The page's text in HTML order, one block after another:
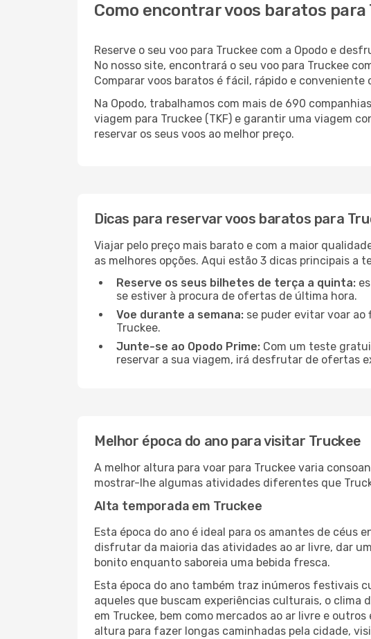
Como encontrar voos baratos para
Reserve o seu voo para Truckee com a Opodo e
No nosso site, encontrará o seu voo para Truckee
Comparar voos baratos é fácil, rápido e conveniente
Na Opodo, trabalhamos com mais de 690
viagem para Truckee (TKF) e garantir uma viagem
reservar os seus voos ao melhor preço.
Dicas para reservar voos baratos para
Viajar pelo preço mais barato e com a maior
as melhores opções. Aqui estão 3 dicas principais a
Reserve os seus bilhetes de terça a quinta:
se estiver à procura de ofertas de última hora.
Voe durante a semana: se puder evitar voar ao
Truckee.
Junte-se ao Opodo Prime: Com um teste
reservar a sua viagem, irá desfrutar de ofertas
Melhor época do ano para visitar Truckee
A melhor altura para voar para Truckee varia
mostrar-lhe algumas atividades diferentes que
Alta temporada em Truckee
Esta época do ano é ideal para os amantes de céus
disfrutar da maioria das atividades ao ar livre, dar
bonito enquanto saboreia uma bebida fresca.
Esta época do ano também traz inúmeros festivais
aqueles que buscam experiências culturais, o
em Truckee, bem como mercados ao ar livre e
altura para fazer longas caminhadas pela cidade,